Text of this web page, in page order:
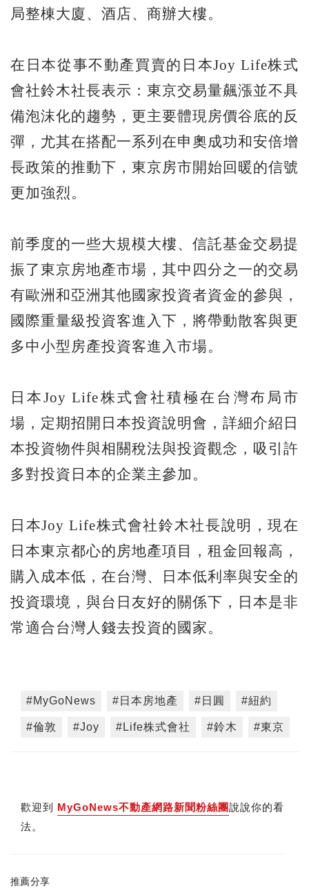
局整棟大廈、酒店、商辦大樓。
在日本從事不動產買賣的日本Joy Life株式
會社鈴木社長表示：東京交易量飆漲並不具
備泡沫化的趨勢，更主要體現房價谷底的反
彈，尤其在搭配一系列在申奧成功和安倍增
長政策的推動下，東京房市開始回暖的信號
更加強烈。
前季度的一些大規模大樓、信託基金交易提
振了東京房地產市場，其中四分之一的交易
有歐洲和亞洲其他國家投資者資金的參與，
國際重量級投資客進入下，將帶動散客與更
多中小型房產投資客進入市場。
日本Joy Life株式會社積極在台灣布局市
場，定期招開日本投資說明會，詳細介紹日
本投資物件與相關稅法與投資觀念，吸引許
多對投資日本的企業主參加。
日本Joy Life株式會社鈴木社長說明，現在
日本東京都心的房地產項目，租金回報高，
購入成本低，在台灣、日本低利率與安全的
投資環境，與台日友好的關係下，日本是非
常適合台灣人錢去投資的國家。
#MyGoNews #日本房地產 #日圓 #紐約
#倫敦 #Joy #Life株式會社 #鈴木 #東京
歡迎到 MyGoNews不動產網路新聞粉絲團說說你的看
法。
推薦分享